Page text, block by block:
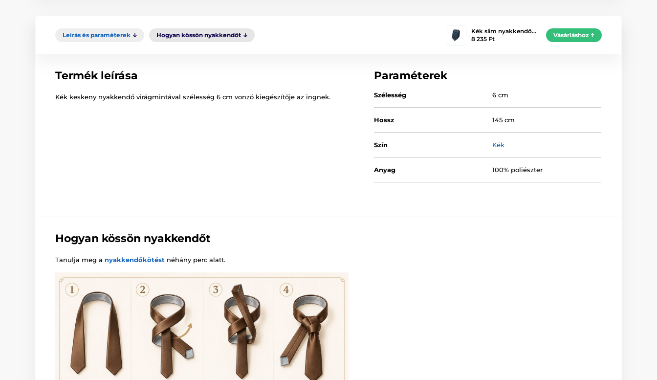
Leírás és paraméterek Hogyan kössön nyakkendőt
Kék slim nyakkendő…
8 235 Ft
Vásárláshoz
Termék leírása
Kék keskeny nyakkendő virágmintával szélesség 6 cm vonzó kiegészítője az ingnek.
Paraméterek
Szélesség 6 cm
Hossz 145 cm
Szín Kék
Anyag 100% poliészter
Hogyan kössön nyakkendőt
Tanulja meg a nyakkendőkötést néhány perc alatt.